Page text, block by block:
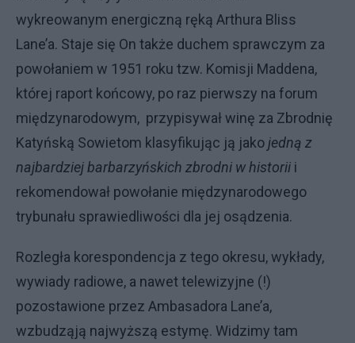
wykreowanym energiczną ręką Arthura Bliss
Lane’a. Staje się On także duchem sprawczym za
powołaniem w 1951 roku tzw. Komisji Maddena,
której raport końcowy, po raz pierwszy na forum
międzynarodowym, przypisywał winę za Zbrodnię
Katyńską Sowietom klasyfikując ją jakojedną z
najbardziej barbarzyńskich zbrodni w historii i
rekomendował powołanie międzynarodowego
trybunału sprawiedliwości dla jej osądzenia.
Rozległa korespondencja z tego okresu, wykłady,
wywiady radiowe, a nawet telewizyjne (!)
pozostawione przez Ambasadora Lane’a,
wzbudząją najwyższą estymę. Widzimy tam